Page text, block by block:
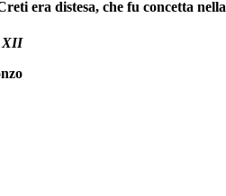
era distesa, che fu concetta nella
XII